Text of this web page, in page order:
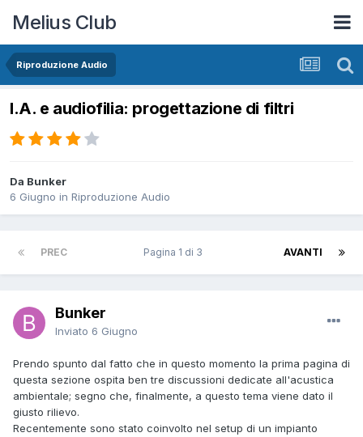
Melius Club
Riproduzione Audio
I.A. e audiofilia: progettazione di filtri
Da Bunker
6 Giugno in Riproduzione Audio
PREC AVANTI
Pagina 1 di 3
Bunker
Inviato 6 Giugno
Prendo spunto dal fatto che in questo momento la prima pagina di
questa sezione ospita ben tre discussioni dedicate all'acustica
ambientale; segno che, finalmente, a questo tema viene dato il
giusto rilievo.
Recentemente sono stato coinvolto nel setup di un impianto